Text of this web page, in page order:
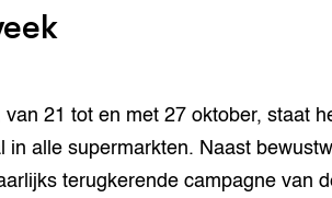
van 21 tot en met 27 oktober, staat
in alle supermarkten. Naast
terugkerende campagne van